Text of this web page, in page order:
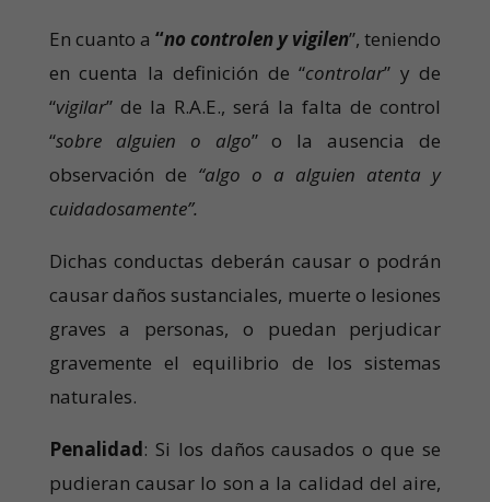
En cuanto a “no controlen y vigilen”, teniendo
en cuenta la definición de “controlar” y de
“vigilar” de la R.A.E., será la falta de control
“sobre alguien o algo” o la ausencia de
observación de “algo o a alguien atenta y
cuidadosamente”.
Dichas conductas deberán causar o podrán
causar daños sustanciales, muerte o lesiones
graves a personas, o puedan perjudicar
gravemente el equilibrio de los sistemas
naturales.
Penalidad: Si los daños causados o que se
pudieran causar lo son a la calidad del aire,